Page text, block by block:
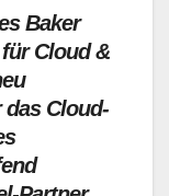
Baker
Cloud &
Cloud-